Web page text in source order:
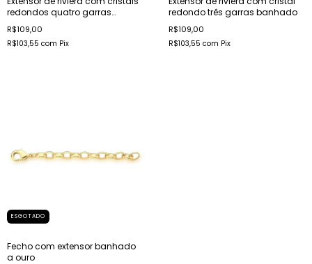
redondos quatro garras
banhado
R$109,00
R$103,55 com Pix
redondo três garras banhado
R$109,00
R$103,55 com Pix
ESGOTADO
Fecho com extensor banhado
a ouro